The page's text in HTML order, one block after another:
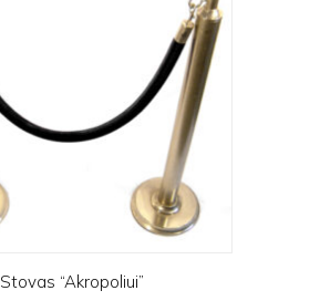
Stovas “Akropoliui”